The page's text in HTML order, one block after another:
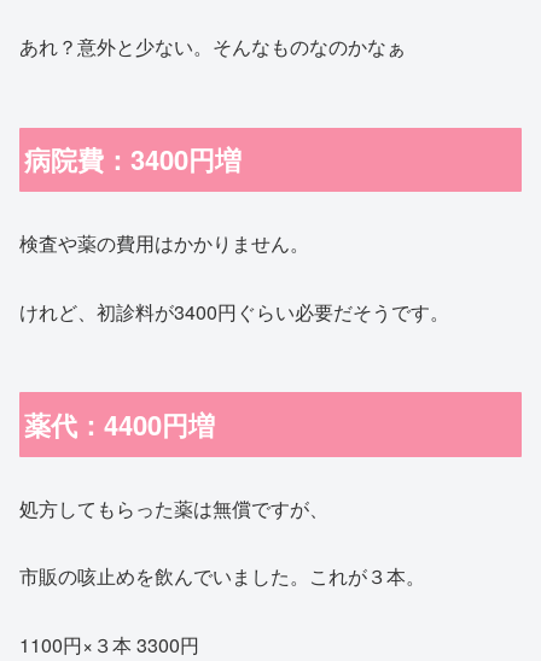
あれ？意外と少ない。そんなものなのかなぁ
病院費：3400円増
検査や薬の費用はかかりません。
けれど、初診料が3400円ぐらい必要だそうです。
薬代：4400円増
処方してもらった薬は無償ですが、
市販の咳止めを飲んでいました。これが３本。
1100円×３本 3300円